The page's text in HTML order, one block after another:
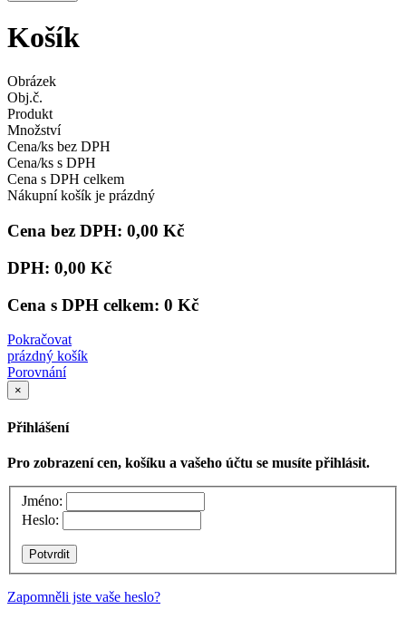
Košík
Obrázek
Obj.č.
Produkt
Množství
Cena/ks bez DPH
Cena/ks s DPH
Cena s DPH celkem
Nákupní košík je prázdný
Cena bez DPH: 0,00 Kč
DPH: 0,00 Kč
Cena s DPH celkem: 0 Kč
Pokračovat
prázdný košík
Porovnání
×
Přihlášení
Pro zobrazení cen, košíku a vašeho účtu se musíte přihlásit.
Jméno:
Heslo:
Zapomněli jste vaše heslo?